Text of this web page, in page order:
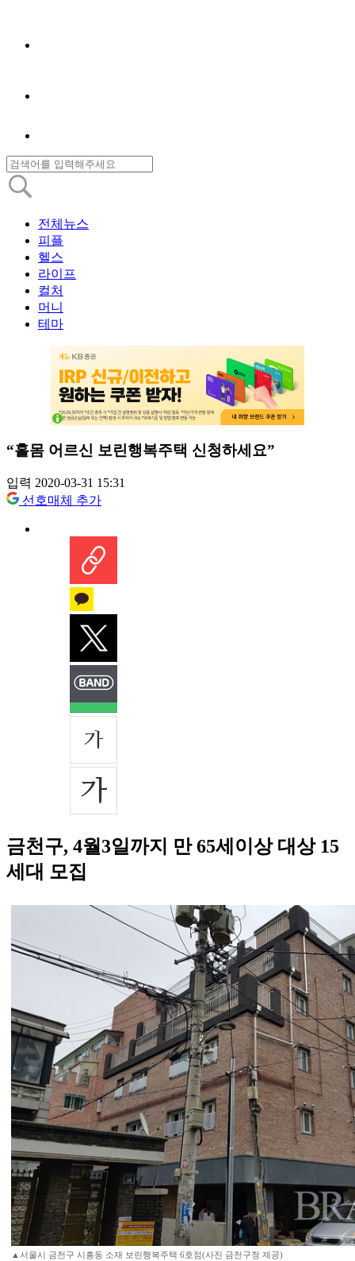
전체뉴스
피플
헬스
라이프
컬처
머니
테마
“홀몸 어르신 보린행복주택 신청하세요”
입력 2020-03-31 15:31
선호매체 추가
금천구, 4월3일까지 만 65세이상 대상 15
세대 모집
▲서울시 금천구 시흥동 소재 보린행복주택 6호점(사진 금천구청 제공)